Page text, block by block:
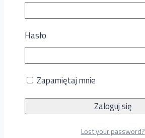
Hasło
Zapamiętaj mnie
Lost your password?